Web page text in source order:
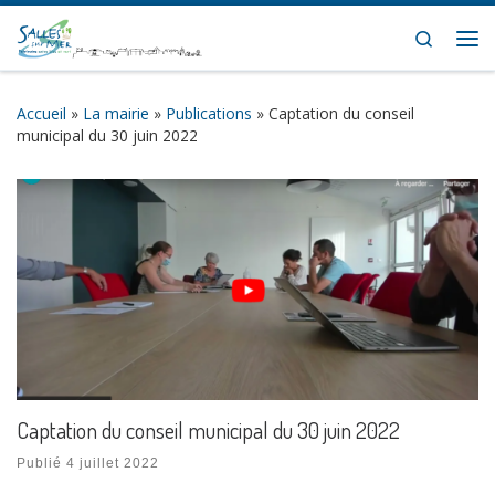
Skip to content
Search
Accueil » La mairie » Publications » Captation du conseil
municipal du 30 juin 2022
Captation du conseil municipal du 30 juin 2022
Publié 4 juillet 2022